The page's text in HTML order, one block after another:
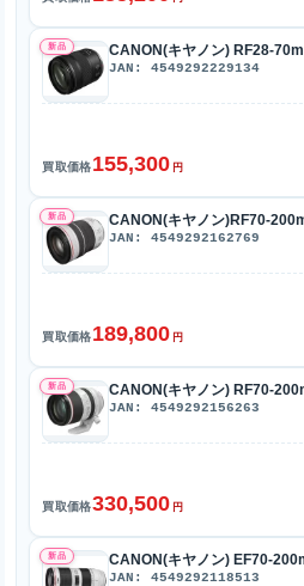
新品 CANON(キヤノン) RF28-
JAN: 4549292229134
買取価格155,300 円
新品 CANON(キヤノン)RF70-
JAN: 4549292162769
買取価格189,800 円
新品 CANON(キヤノン) RF70-
JAN: 4549292156263
買取価格330,500 円
新品 CANON(キヤノン) EF70-
JAN: 4549292118513